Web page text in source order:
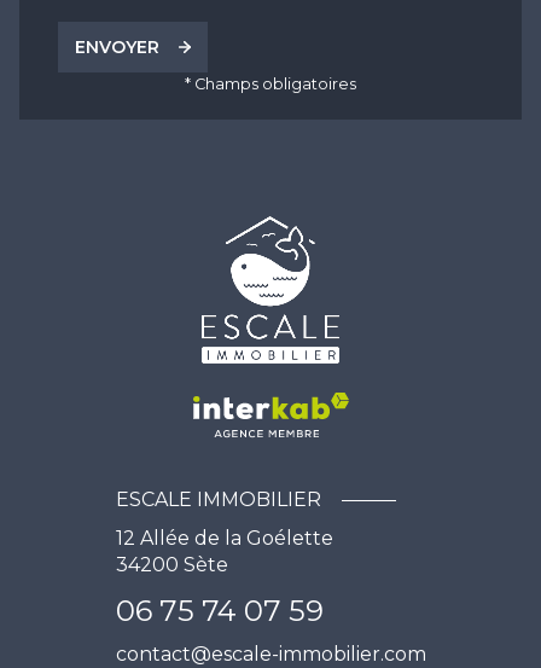
ENVOYER
* Champs obligatoires
ESCALE IMMOBILIER
12 Allée de la Goélette
34200 Sète
06 75 74 07 59
contact@escale-immobilier.com